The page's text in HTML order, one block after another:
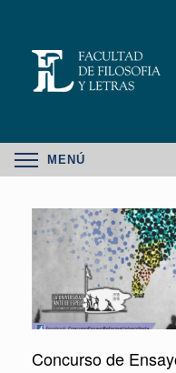
MENÚ
Concurso de